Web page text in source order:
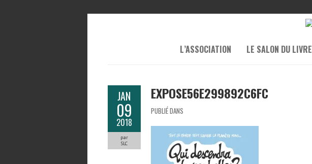
L’ASSOCIATION LE SALON DU LIVRE
JAN
09
2018
par
SLC
EXPOSE56E299892C6FC
PUBLIÉ DANS